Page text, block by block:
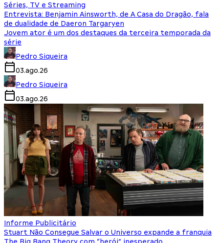
Séries, TV e Streaming
Entrevista: Benjamin Ainsworth, de A Casa do Dragão, fala
de dualidade de Daeron Targaryen
Jovem ator é um dos destaques da terceira temporada da
série
Pedro Siqueira
03.ago.26
Pedro Siqueira
03.ago.26
Informe Publicitário
Stuart Não Consegue Salvar o Universo expande a franquia